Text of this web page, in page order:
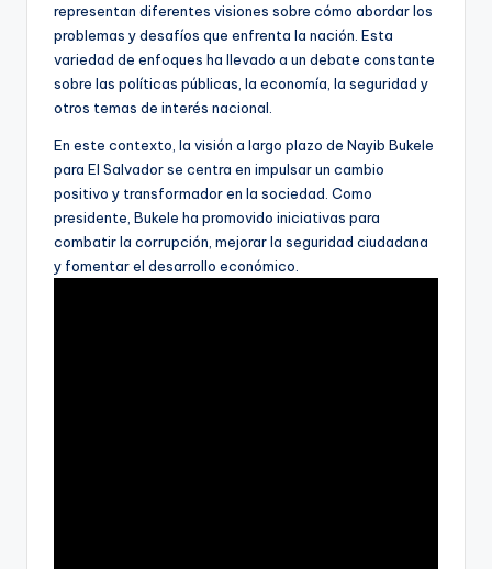
representan diferentes visiones sobre cómo abordar los
problemas y desafíos que enfrenta la nación. Esta
variedad de enfoques ha llevado a un debate constante
sobre las políticas públicas, la economía, la seguridad y
otros temas de interés nacional.
En este contexto, la visión a largo plazo de Nayib Bukele
para El Salvador se centra en impulsar un cambio
positivo y transformador en la sociedad. Como
presidente, Bukele ha promovido iniciativas para
combatir la corrupción, mejorar la seguridad ciudadana
y fomentar el desarrollo económico.